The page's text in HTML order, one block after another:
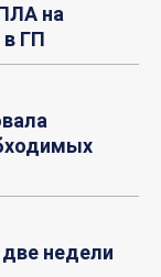
на
ГП
недели